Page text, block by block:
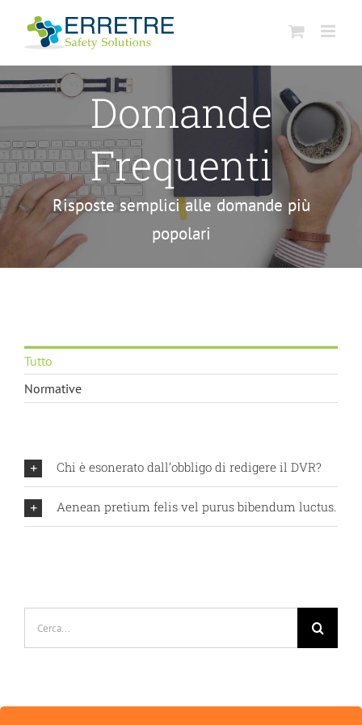
contenuto
Domande
Frequenti
Risposte semplici alle domande più
popolari
Tutto
Normative
Chi è esonerato dall’obbligo di redigere il DVR?
Aenean pretium felis vel purus bibendum luctus.